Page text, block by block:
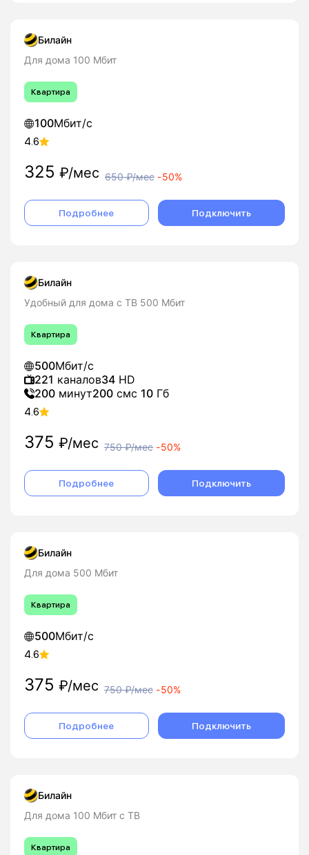
Билайн
Для дома 100 Мбит
Квартира
100Мбит/с
4.6
325 ₽/мес 650₽/мес -50%
Подробнее Подключить
Билайн
Удобный для дома с ТВ 500 Мбит
Квартира
500Мбит/с
221 каналов34 HD
200 минут200 смс 10 Гб
4.6
375 ₽/мес 750₽/мес -50%
Подробнее Подключить
Билайн
Для дома 500 Мбит
Квартира
500Мбит/с
4.6
375 ₽/мес 750₽/мес -50%
Подробнее Подключить
Билайн
Для дома 100 Мбит с ТВ
Квартира